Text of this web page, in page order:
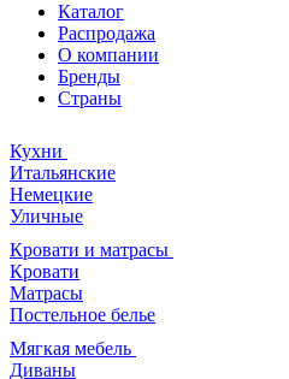
Каталог
Распродажа
О компании
Бренды
Страны
Кухни
Итальянские
Немецкие
Уличные
Кровати и матрасы
Кровати
Матрасы
Постельное белье
Мягкая мебель
Диваны